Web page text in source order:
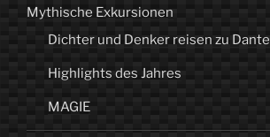
Mythische Exkursionen
Dichter und Denker reisen zu Dante
Highlights des Jahres
MAGIE